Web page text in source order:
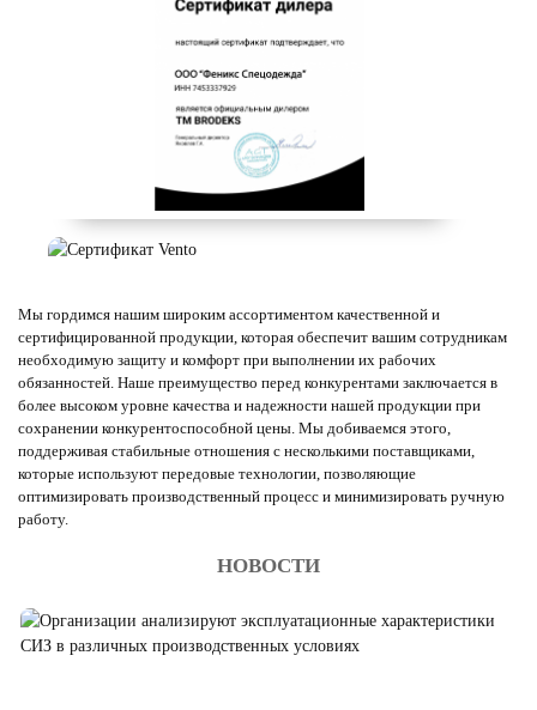
Мы гордимся нашим широким ассортиментом качественной и
сертифицированной продукции, которая обеспечит вашим сотрудникам
необходимую защиту и комфорт при выполнении их рабочих
обязанностей. Наше преимущество перед конкурентами заключается в
более высоком уровне качества и надежности нашей продукции при
сохранении конкурентоспособной цены. Мы добиваемся этого,
поддерживая стабильные отношения с несколькими поставщиками,
которые используют передовые технологии, позволяющие
оптимизировать производственный процесс и минимизировать ручную
работу.
НОВОСТИ